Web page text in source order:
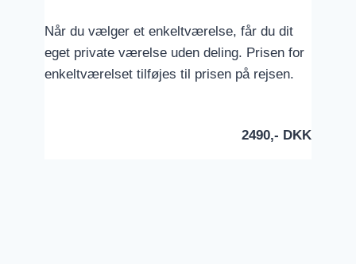
Når du vælger et enkeltværelse, får du dit
eget private værelse uden deling. Prisen for
enkeltværelset tilføjes til prisen på rejsen.
2490,- DKK